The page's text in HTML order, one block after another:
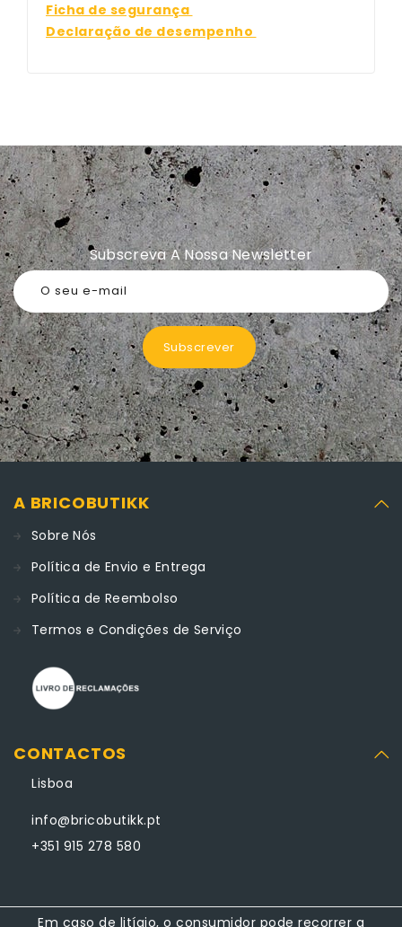
Ficha de segurança
Declaração de desempenho
Subscreva A Nossa Newsletter
O seu e-mail
Subscrever
A BRICOBUTIKK
Sobre Nós
Política de Envio e Entrega
Política de Reembolso
Termos e Condições de Serviço
CONTACTOS
Lisboa
info@bricobutikk.pt
+351 915 278 580
Em caso de litígio, o consumidor pode recorrer a